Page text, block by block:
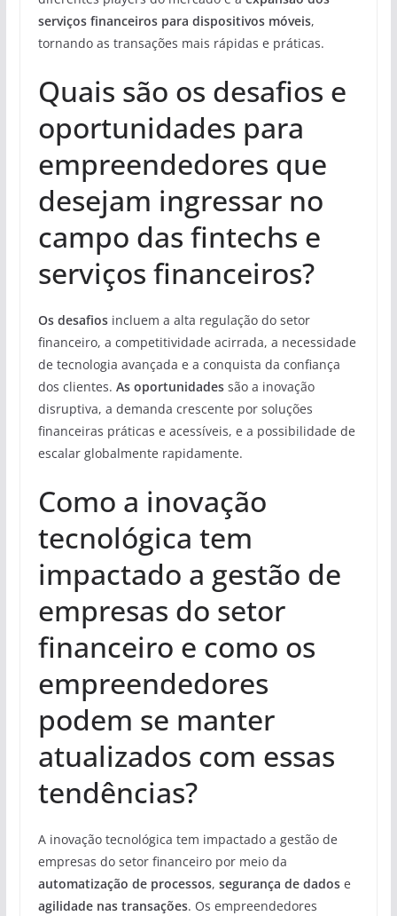
serviços financeiros para dispositivos móveis,
tornando as transações mais rápidas e práticas.
Quais são os desafios e
oportunidades para
empreendedores que
desejam ingressar no
campo das fintechs e
serviços financeiros?
Os desafiosincluem a alta regulação do setor
financeiro, a competitividade acirrada, a necessidade
de tecnologia avançada e a conquista da confiança
dos clientes. As oportunidadessão a inovação
disruptiva, a demanda crescente por soluções
financeiras práticas e acessíveis, e a possibilidade de
escalar globalmente rapidamente.
Como a inovação
tecnológica tem
impactado a gestão de
empresas do setor
financeiro e como os
empreendedores
podem se manter
atualizados com essas
tendências?
A inovação tecnológica tem impactado a gestão de
empresas do setor financeiro por meio da
automatização de processos, segurança de dadose
agilidade nas transações. Os empreendedores